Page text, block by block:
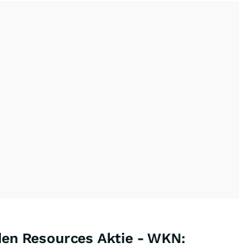
Resources Aktie - WKN: